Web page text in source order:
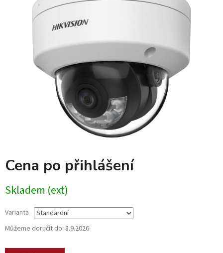
hvězdiček.
Cena po přihlášení
Skladem (ext)
Varianta
Můžeme doručit do: 8.9.2026